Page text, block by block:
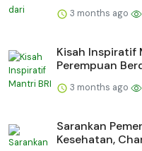
3 months ago
Kisah Inspiratif
Perempuan
3 months ago
Sarankan
Kesehatan,